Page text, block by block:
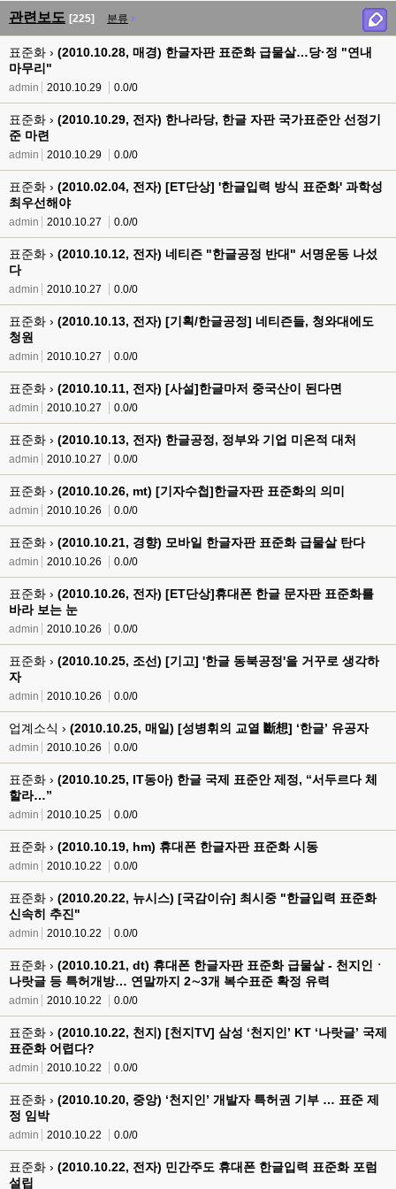
관련보도 [225] 분류
표준화 › (2010.10.28, 매경) 한글자판 표준화 급물살…당·정 "연내
마무리"
admin 2010.10.29 0.0/0
표준화 › (2010.10.29, 전자) 한나라당, 한글 자판 국가표준안 선정기
준 마련
admin 2010.10.29 0.0/0
표준화 › (2010.02.04, 전자) [ET단상] '한글입력 방식 표준화' 과학성
최우선해야
admin 2010.10.27 0.0/0
표준화 › (2010.10.12, 전자) 네티즌 "한글공정 반대" 서명운동 나섰
다
admin 2010.10.27 0.0/0
표준화 › (2010.10.13, 전자) [기획/한글공정] 네티즌들, 청와대에도
청원
admin 2010.10.27 0.0/0
표준화 › (2010.10.11, 전자) [사설]한글마저 중국산이 된다면
admin 2010.10.27 0.0/0
표준화 › (2010.10.13, 전자) 한글공정, 정부와 기업 미온적 대처
admin 2010.10.27 0.0/0
표준화 › (2010.10.26, mt) [기자수첩]한글자판 표준화의 의미
admin 2010.10.26 0.0/0
표준화 › (2010.10.21, 경향) 모바일 한글자판 표준화 급물살 탄다
admin 2010.10.26 0.0/0
표준화 › (2010.10.26, 전자) [ET단상]휴대폰 한글 문자판 표준화를
바라 보는 눈
admin 2010.10.26 0.0/0
표준화 › (2010.10.25, 조선) [기고] '한글 동북공정'을 거꾸로 생각하
자
admin 2010.10.26 0.0/0
업계소식 › (2010.10.25, 매일) [성병휘의 교열 斷想] ‘한글’ 유공자
admin 2010.10.26 0.0/0
표준화 › (2010.10.25, IT동아) 한글 국제 표준안 제정, “서두르다 체
할라…”
admin 2010.10.25 0.0/0
표준화 › (2010.10.19, hm) 휴대폰 한글자판 표준화 시동
admin 2010.10.22 0.0/0
표준화 › (2010.20.22, 뉴시스) [국감이슈] 최시중 "한글입력 표준화
신속히 추진"
admin 2010.10.22 0.0/0
표준화 › (2010.10.21, dt) 휴대폰 한글자판 표준화 급물살 - 천지인ㆍ
나랏글 등 특허개방… 연말까지 2∼3개 복수표준 확정 유력
admin 2010.10.22 0.0/0
표준화 › (2010.10.22, 천지) [천지TV] 삼성 ‘천지인’ KT ‘나랏글’ 국제
표준화 어렵다?
admin 2010.10.22 0.0/0
표준화 › (2010.10.20, 중앙) ‘천지인’ 개발자 특허권 기부 … 표준 제
정 임박
admin 2010.10.22 0.0/0
표준화 › (2010.10.22, 전자) 민간주도 휴대폰 한글입력 표준화 포럼
설립